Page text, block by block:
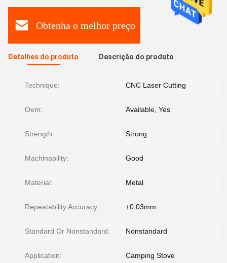
Obtenha o melhor preço
Detalhes do produto Descrição do produto
Technique: CNC Laser Cutting
Oem: Available, Yes
Strength: Strong
Machinability: Good
Material: Metal
Repeatability Accuracy: ±0.03mm
Standard Or Nonstandard: Nonstandard
Application: Camping Stove